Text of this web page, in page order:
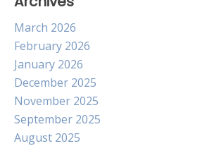
March 2026
February 2026
January 2026
December 2025
November 2025
September 2025
August 2025